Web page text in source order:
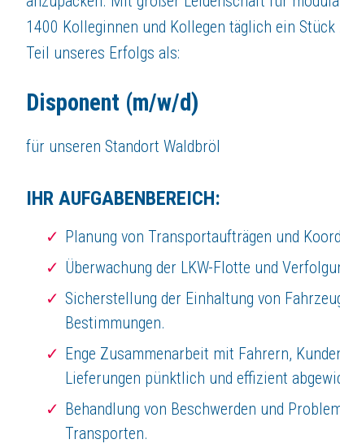
Teamorientierung und Fähigkeit, Beziehungen zu Kunden und
Organisationsfähigkeit und die Fähigkeit, Prioritäten zu setzen und
Kenntnisse in Microsoft Office und anderen gängigen
DAS BIETEN WIR IHNEN:
Jobbike.
Junges Team.
Kollegialer Umgang.
Intensive Einarbeitung.
KLEUSBERG Gruppe
Der KLEUSBERG RUFT!
Jetzt den Rucksack packen und bewerben!
KLEUSBERG ist seit Gründung im Familienbesitz. Als
"Qualifizierte Mitarbeiterinnen und Mitarbeiter, Handwerker,
Berufserfahrene,
Absolventen,
1400 Kolleginnen und Kollegen täglich ein
Teil unseres Erfolgs als:
Disponent (m/w/d)
für unseren Standort Waldbröl
IHR AUFGABENBEREICH:
Planung von Transportaufträgen und
Überwachung der LKW-Flotte und
Sicherstellung der Einhaltung von
Bestimmungen.
Enge Zusammenarbeit mit Fahrern,
Lieferungen pünktlich und effizient
Behandlung von Beschwerden und
Transporten.